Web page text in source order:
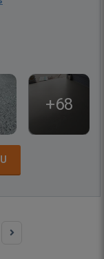
+68